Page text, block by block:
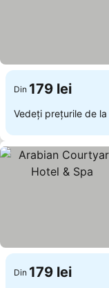
Din 179 lei
Vedeți prețurile de la
Din 179 lei